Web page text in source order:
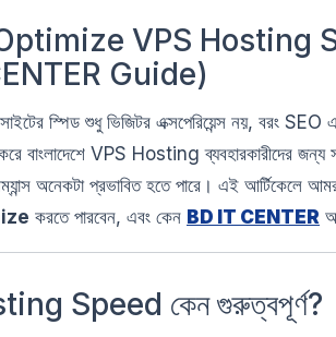
VPS Hosting
Guide)
স্পিড শুধু ভিজিটর এক্সপেরিয়েন্স নয়, বরং
বাংলাদেশে VPS Hosting ব্যবহারকারীদের জন্য
অনেকটা প্রভাবিত হতে পারে। এই আর্টিকেলে
করতে পারবেন, এবং কেন BD IT CENTER
Speed কেন গুরুত্বপূর্ণ?